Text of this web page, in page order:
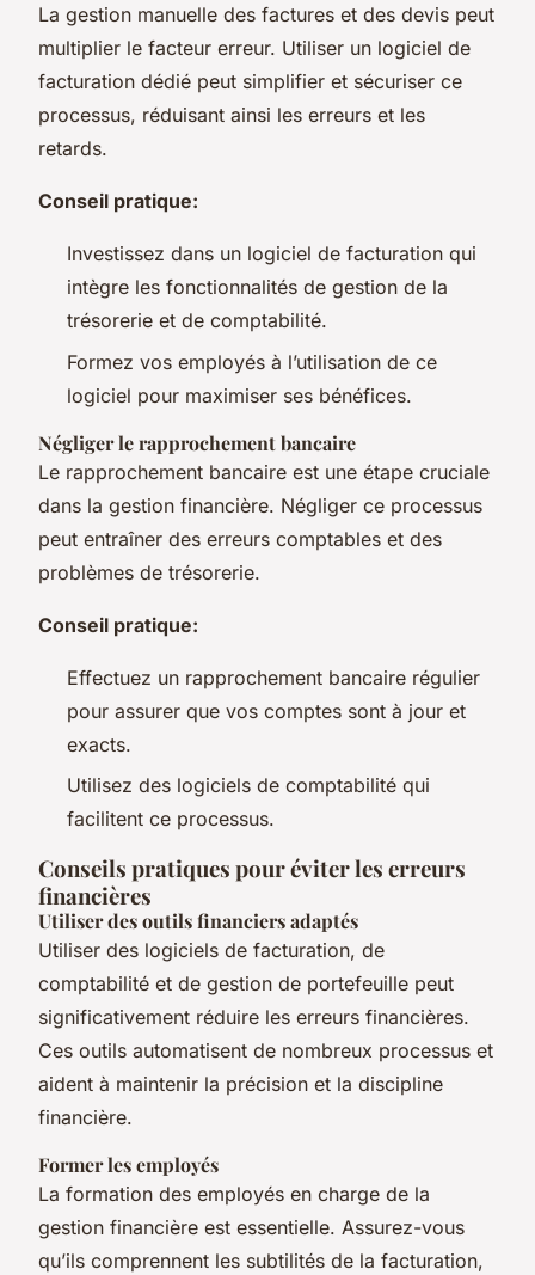
La gestion manuelle des factures et des devis peut
multiplier le facteur erreur. Utiliser un logiciel de
facturation dédié peut simplifier et sécuriser ce
processus, réduisant ainsi les erreurs et les
retards.
Conseil pratique:
Investissez dans un logiciel de facturation qui
intègre les fonctionnalités de gestion de la
trésorerie et de comptabilité.
Formez vos employés à l’utilisation de ce
logiciel pour maximiser ses bénéfices.
Négliger le rapprochement bancaire
Le rapprochement bancaire est une étape cruciale
dans la gestion financière. Négliger ce processus
peut entraîner des erreurs comptables et des
problèmes de trésorerie.
Conseil pratique:
Effectuez un rapprochement bancaire régulier
pour assurer que vos comptes sont à jour et
exacts.
Utilisez des logiciels de comptabilité qui
facilitent ce processus.
Conseils pratiques pour éviter les erreurs
financières
Utiliser des outils financiers adaptés
Utiliser des logiciels de facturation, de
comptabilité et de gestion de portefeuille peut
significativement réduire les erreurs financières.
Ces outils automatisent de nombreux processus et
aident à maintenir la précision et la discipline
financière.
Former les employés
La formation des employés en charge de la
gestion financière est essentielle. Assurez-vous
qu’ils comprennent les subtilités de la facturation,